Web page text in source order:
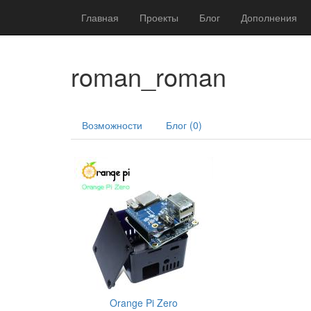
Главная Проекты Блог Дополнения
roman_roman
Возможности Блог (0)
Orange Pi Zero